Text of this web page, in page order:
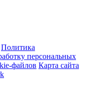
Политика
персональных
фaйлoв Карта сайта